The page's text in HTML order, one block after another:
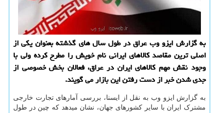
به گزارش ایزو وب عراق در طول سال های گذشته بعنوان یكی از
اصلی ترین مقاصد كالاهای ایرانی نام خویش را مطرح كرده ولی با
وجود نقش مهم كالاهای ایران در عراق، فعالان بخش خصوصی از
جدی شدن خبر از دست رفتن این بازار می گویند.
به گزارش ایزو وب به نقل از ایسنا، بررسی آمارهای تجارت خارجی
مشترک ایران با سایر کشورهای جهان، نشان میدهد که چین در طول